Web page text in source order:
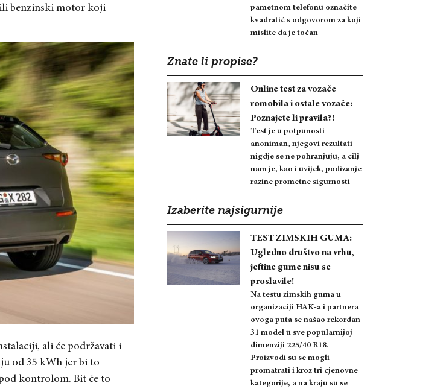
benzinski motor koji
ali će podržavati i
od 35 kWh jer bi to
kontrolom. Bit će to
pametnom telefonu označite
kvadratić s odgovorom za koji
mislite da je točan
Znate li propise?
Online test za vozače
romobila i ostale vozače:
Poznajete li pravila?!
Test je u potpunosti
anoniman, njegovi rezultati
nigdje se ne pohranjuju, a cilj
nam je, kao i uvijek, podizanje
razine prometne sigurnosti
Izaberite najsigurnije
TEST ZIMSKIH GUMA:
Ugledno društvo na vrhu,
jeftine gume nisu se
proslavile!
Na testu zimskih guma u
organizaciji HAK-a i partnera
ovoga puta se našao rekordan
31 model u sve popularnijoj
dimenziji 225/40 R18.
Proizvodi su se mogli
promatrati i kroz tri cjenovne
kategorije, a na kraju su se